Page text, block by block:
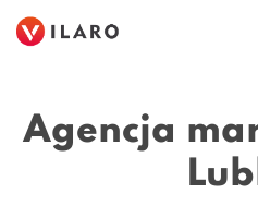
do
Agencja